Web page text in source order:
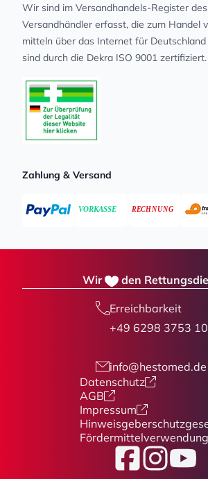
Wir sind im Versandhandels-Register
Versandhändler erfasst, die zum Handel
mit­teln über das Internet für
sind durch die Dekra ISO 9001 zertifiziert.
Zahlung & Versand
Wir den
Erreichbarkeit
+49 6298 3753
info@hestomed.de
Datenschutz
AGB
Impressum
Fördermittelverwendung
FacebookInstagram
YouTube